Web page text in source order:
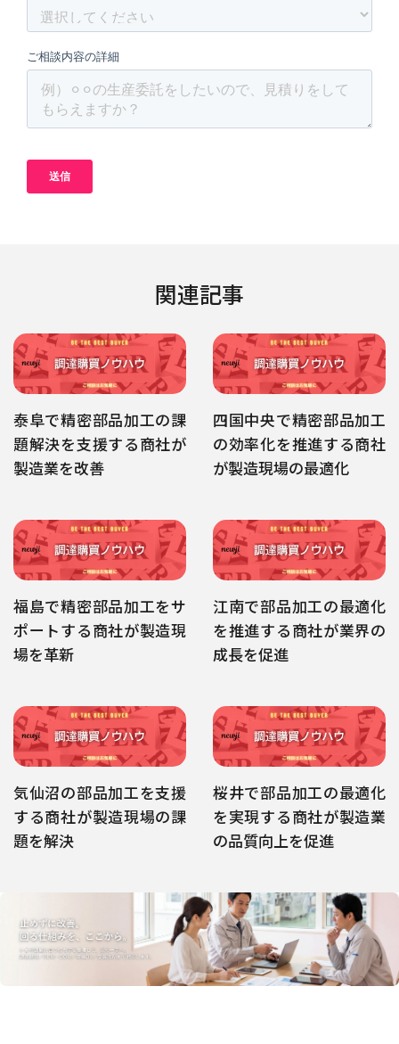
関連記事
泰阜で精密部品加工の課
題解決を支援する商社が
製造業を改善
四国中央で精密部品加工
の効率化を推進する商社
が製造現場の最適化
福島で精密部品加工をサ
ポートする商社が製造現
場を革新
江南で部品加工の最適化
を推進する商社が業界の
成長を促進
気仙沼の部品加工を支援
する商社が製造現場の課
題を解決
桜井で部品加工の最適化
を実現する商社が製造業
の品質向上を促進